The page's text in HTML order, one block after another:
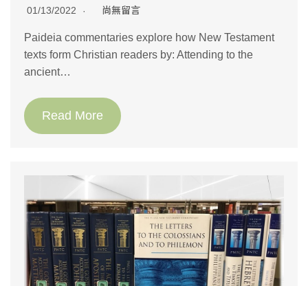
01/13/2022 尚無留言
Paideia commentaries explore how New Testament
texts form Christian readers by: Attending to the
ancient…
Read More